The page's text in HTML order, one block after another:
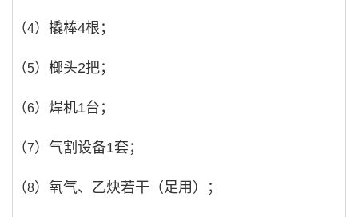
（4）撬棒4根；
（5）榔头2把；
（6）焊机1台；
（7）气割设备1套；
（8）氧气、乙炔若干（足用）；